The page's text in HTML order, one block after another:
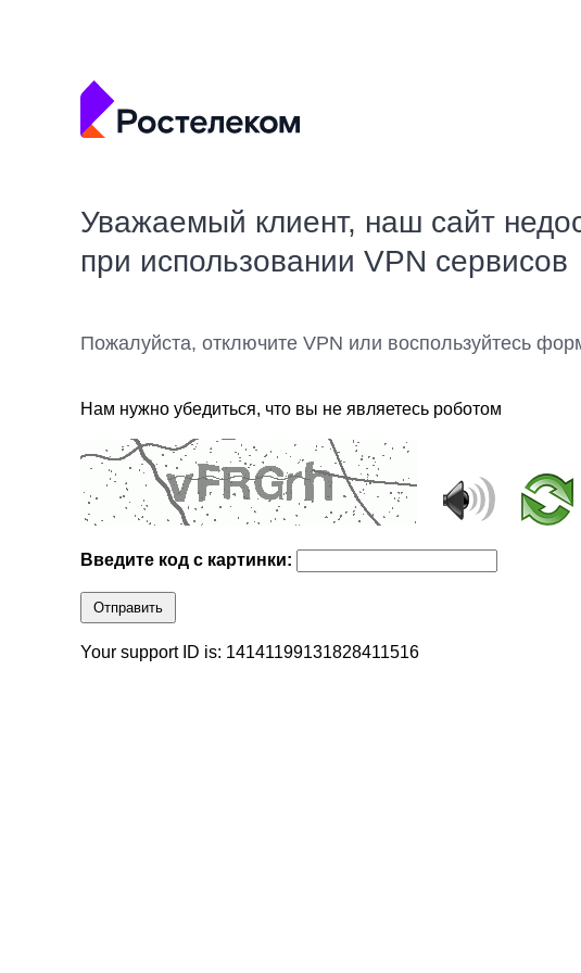
Уважаемый клиент, наш сайт
при использовании VPN сервисов
Пожалуйста, отключите VPN или воспользуйтесь
Нам нужно убедиться, что вы не являетесь роботом
Введите код с картинки:
Отправить
Your support ID is: 14141199131828411516